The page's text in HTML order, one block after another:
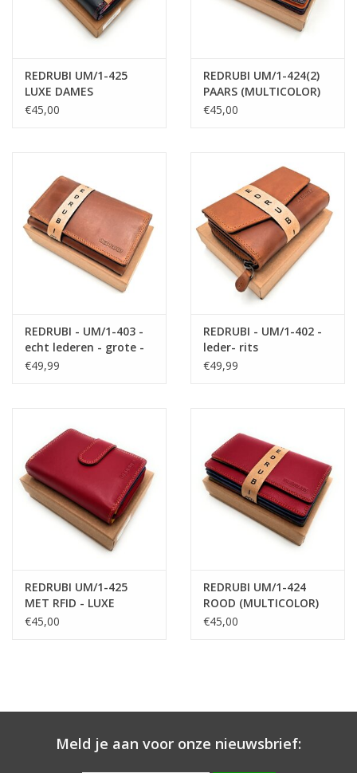
REDRUBI UM/1-425
LUXE DAMES
PORTEMONNEE PAARS
€45,00
REDRUBI UM/1-424(2)
PAARS (MULTICOLOR)
LUXE DAMES
€45,00
REDRUBI - UM/1-403 -
echt lederen - grote -
dames - portemoenne
€49,99
REDRUBI - UM/1-402 -
leder- rits
portemonnee -met
€49,99
REDRUBI UM/1-425
MET RFID - LUXE
DAMES PORTEMONNEE
€45,00
REDRUBI UM/1-424
ROOD (MULTICOLOR)
LUXE DAMES
€45,00
Meld je aan voor onze nieuwsbrief: